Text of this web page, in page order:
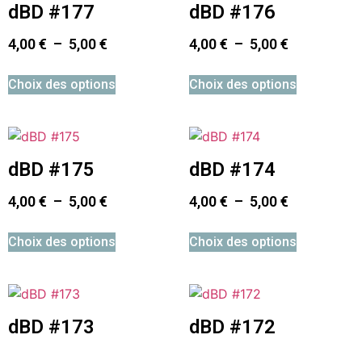
dBD #177
4,00€ – 5,00€
Choix des options
dBD #176
4,00€ – 5,00€
Choix des options
dBD #175
4,00€ – 5,00€
Choix des options
dBD #174
4,00€ – 5,00€
Choix des options
dBD #173 dBD #172